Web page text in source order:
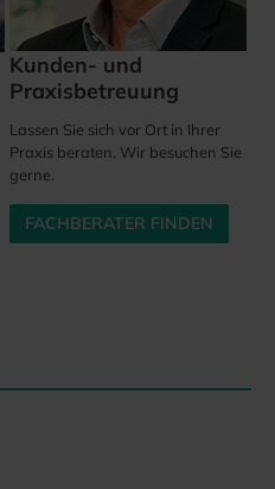
Kunden- und
Praxisbetreuung
Lassen Sie sich vor Ort in Ihrer
Praxis beraten. Wir besuchen Sie
gerne.
FACHBERATER FINDEN